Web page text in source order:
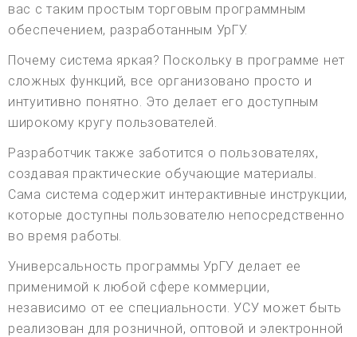
вас с таким простым торговым программным
обеспечением, разработанным УрГУ.
Почему система яркая? Поскольку в программе нет
сложных функций, все организовано просто и
интуитивно понятно. Это делает его доступным
широкому кругу пользователей.
Разработчик также заботится о пользователях,
создавая практические обучающие материалы.
Сама система содержит интерактивные инструкции,
которые доступны пользователю непосредственно
во время работы.
Универсальность программы УрГУ делает ее
применимой к любой сфере коммерции,
независимо от ее специальности. УСУ может быть
реализован для розничной, оптовой и электронной